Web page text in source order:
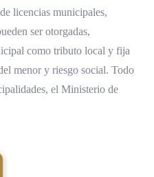
licencias municipales,
ser otorgadas,
como tributo local y fija
menor y riesgo social. Todo
el Ministerio de